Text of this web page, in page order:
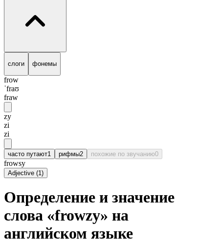
слоги фонемы
frow
ˈfraʊ
fraw
zy
zi
zi
часто путают1 рифмы2 похожие по звучанию0
frowsy
Adjective (1)
Определение и значение
слова «frowzy» на
английском языке